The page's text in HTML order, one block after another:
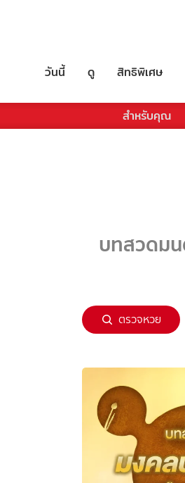
วันนี้ ดู สิทธิพิเศษ
สำหรับคุณ
บทสวดม
ตรวจหวย